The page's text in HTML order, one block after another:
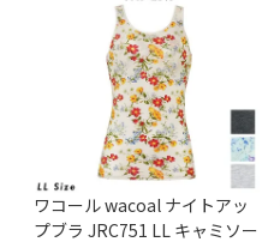
ワコール wacoal ナイトアッ
プブラ JRC751 LL キャミソー